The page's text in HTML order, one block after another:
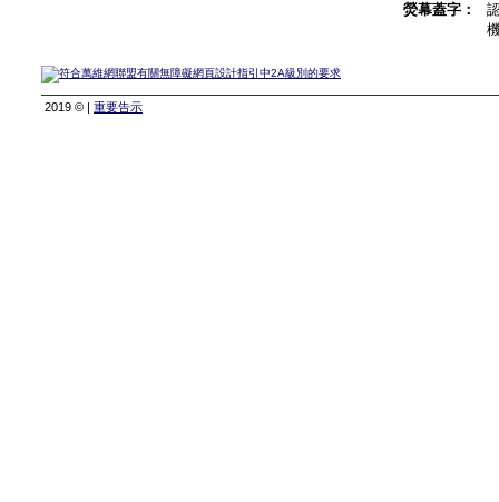
熒幕蓋字：
2019 © | 重要告示